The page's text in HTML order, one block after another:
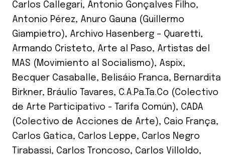
Carlos Callegari, Antonio Gonçalves Filho,
Antonio Pérez, Anuro Gauna (Guillermo
Giampietro), Archivo Hasenberg – Quaretti,
Armando Cristeto, Arte al Paso, Artistas del
MAS (Movimiento al Socialismo), Aspix,
Becquer Casaballe, Belisáio Franca, Bernardita
Birkner, Bráulio Tavares, C.A.Pa.Ta.Co (Colectivo
de Arte Participativo - Tarifa Común), CADA
(Colectivo de Acciones de Arte), Caio França,
Carlos Gatica, Carlos Leppe, Carlos Negro
Tirabassi, Carlos Troncoso, Carlos Villoldo,